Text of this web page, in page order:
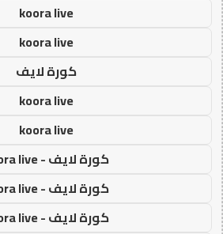
koora live
koora live
كورة لايف
koora live
koora live
كورة لايف - koora live
كورة لايف - koora live
كورة لايف - koora live